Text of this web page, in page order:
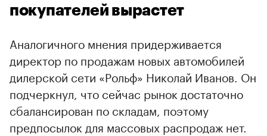
покупателей вырастет
Аналогичного мнения придерживается
директор по продажам новых автомобилей
дилерской сети «Рольф» Николай Иванов. Он
подчеркнул, что сейчас рынок достаточно
сбалансирован по складам, поэтому
предпосылок для массовых распродаж нет.